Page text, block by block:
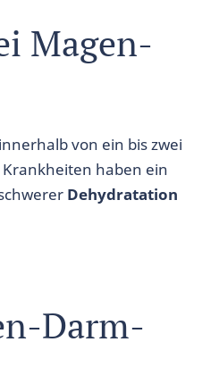
Magen-
von ein bis zwei
haben ein
Dehydratation
Darm-